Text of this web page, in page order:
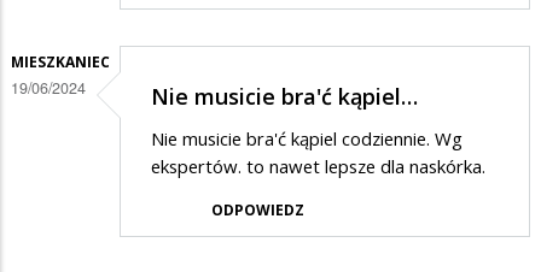
MIESZKANIEC
19/06/2024 Nie musicie bra'ć kąpiel…
Nie musicie bra'ć kąpiel codziennie. Wg
ekspertów. to nawet lepsze dla naskórka.
ODPOWIEDZ